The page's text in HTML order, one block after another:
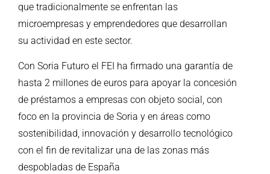
que tradicionalmente se enfrentan las
microempresas y emprendedores que desarrollan
su actividad en este sector.
Con Soria Futuro el FEI ha firmado una garantía de
hasta 2 millones de euros para apoyar la concesión
de préstamos a empresas con objeto social, con
foco en la provincia de Soria y en áreas como
sostenibilidad, innovación y desarrollo tecnológico
con el fin de revitalizar una de las zonas más
despobladas de España